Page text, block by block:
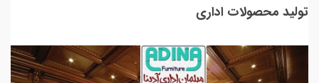
تولید محصولات اداری